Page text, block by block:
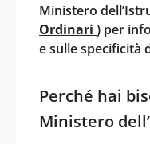
Ministero
Ordinari ) per
e sulle specificità
Perché hai
Ministero